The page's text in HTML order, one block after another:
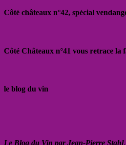
Côté châteaux n°42, spécial
Côté Châteaux n°41 vous retrace la
le blog du vin
Le Blog du Vin par Jean-Pierre Stahl,